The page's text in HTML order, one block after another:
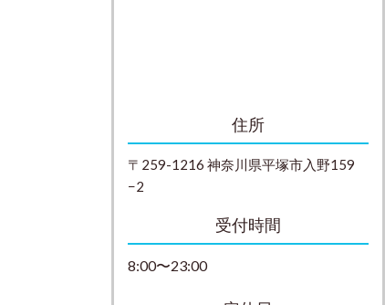
住所
〒259-1216 神奈川県平塚市入野159
−2
受付時間
8:00〜23:00